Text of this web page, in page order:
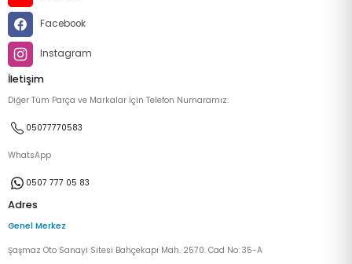
Facebook
Instagram
İletişim
Diğer Tüm Parça ve Markalar İçin Telefon Numaramız:
05077770583
WhatsApp
0507 777 05 83
Adres
Genel Merkez
Şaşmaz Oto Sanayi Sitesi Bahçekapı Mah. 2570. Cad No: 35-A